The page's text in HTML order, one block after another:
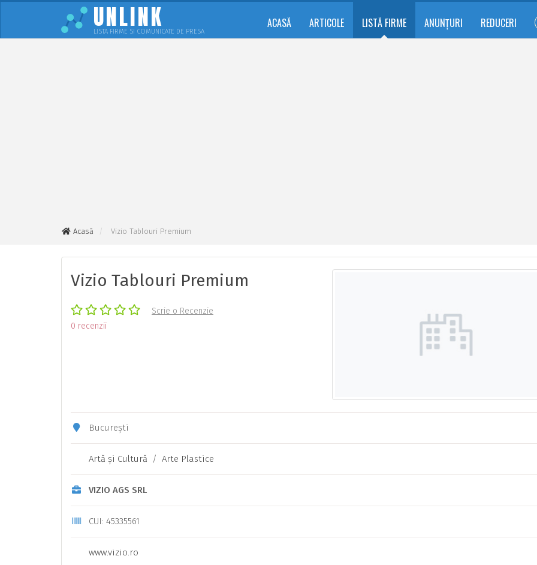
UNLINK
LISTA FIRME SI COMUNICATE DE PRESA
ACASĂ ARTICOLE LISTĂ FIRME ANUNȚURI REDUCERI
Acasă Vizio Tablouri Premium
Vizio Tablouri Premium
Scrie o Recenzie
0 recenzii
București
Artă şi Cultură / Arte Plastice
VIZIO AGS SRL
CUI: 45335561
www.vizio.ro